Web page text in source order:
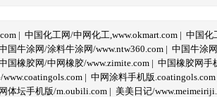
| 中国化工网/中网化工,www.okmart.com | 中国化
国牛涂网/涂料牛涂网/www.ntw360.com | 中国牛涂
国橡胶网/中网橡胶/www.zimite.com | 中国橡胶网手
| 中网涂料手机版.coatingols.com
体坛手机版/m.oubili.com | 美美日记/